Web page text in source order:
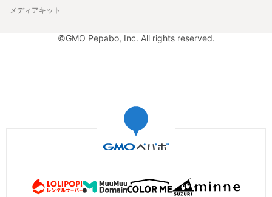
メディアキット
©GMO Pepabo, Inc. All rights reserved.